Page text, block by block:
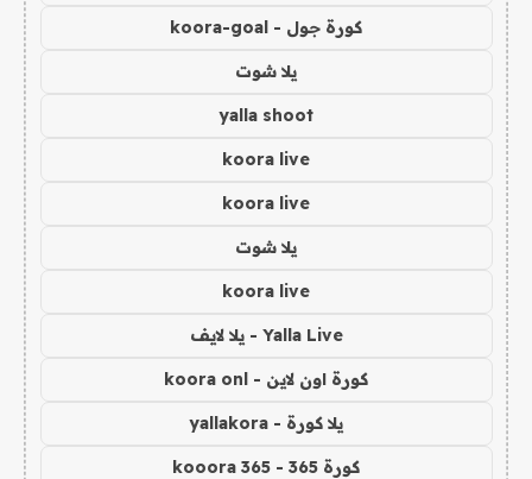
كورة جول - koora-goal
يلا شوت
yalla shoot
koora live
koora live
يلا شوت
koora live
Yalla Live - يلا لايف
كورة اون لاين - koora onl
يلا كورة - yallakora
كورة 365 - kooora 365